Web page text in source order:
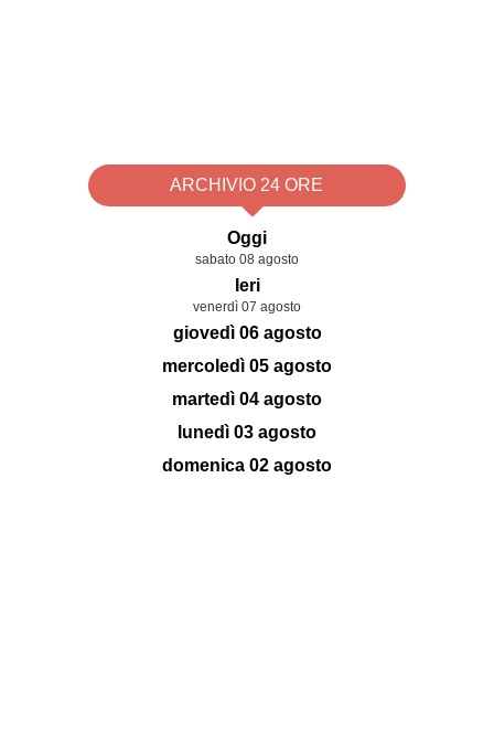
ARCHIVIO 24 ORE
Oggi
sabato 08 agosto
Ieri
venerdì 07 agosto
giovedì 06 agosto
mercoledì 05 agosto
martedì 04 agosto
lunedì 03 agosto
domenica 02 agosto